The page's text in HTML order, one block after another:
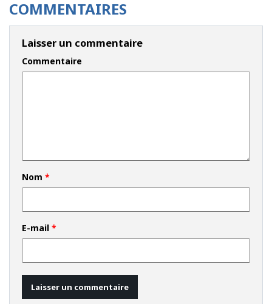
COMMENTAIRES
Laisser un commentaire
Commentaire
Nom *
E-mail *